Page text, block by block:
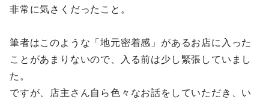
非常に気さくだったこと。
筆者はこのような「地元密着感」があるお店に入った
ことがあまりないので、入る前は少し緊張していまし
た。
ですが、店主さん自ら色々なお話をしていただき、い